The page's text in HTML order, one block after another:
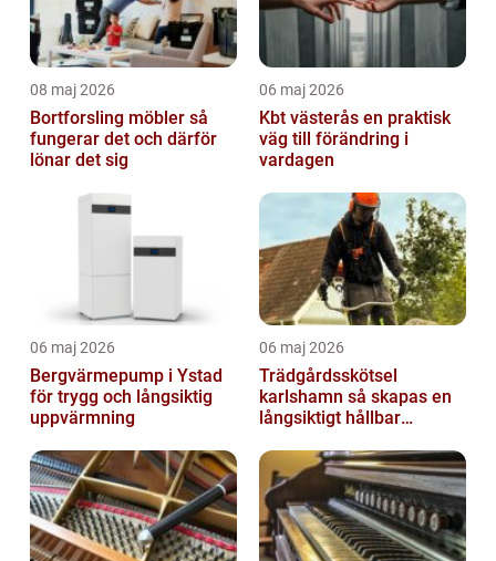
08 maj 2026
Bortforsling möbler så
fungerar det och därför
lönar det sig
06 maj 2026
Kbt västerås en praktisk
väg till förändring i
vardagen
06 maj 2026
Bergvärmepump i Ystad
för trygg och långsiktig
uppvärmning
06 maj 2026
Trädgårdsskötsel
karlshamn så skapas en
långsiktigt hållbar